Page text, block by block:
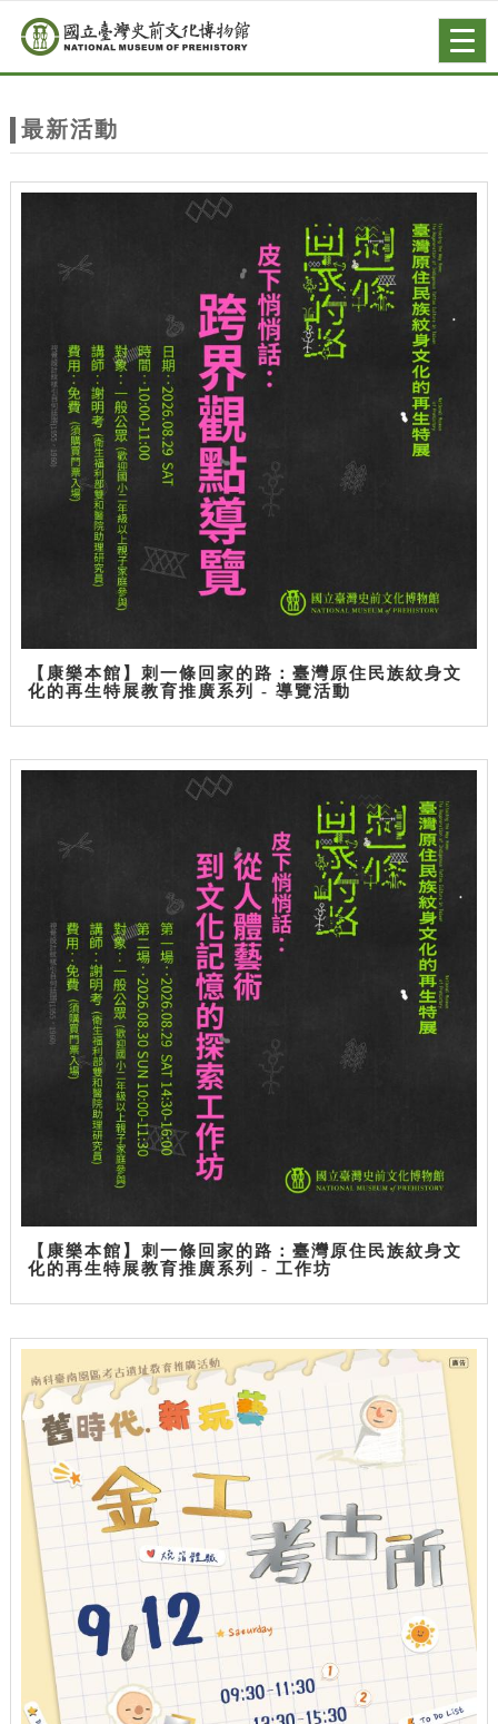
站
主
跳到主要內容
網站導覽
最新活動
【康樂本館】刺一條回家的路：臺灣原住民族紋身文
化的再生特展教育推廣系列 - 導覽活動
【康樂本館】刺一條回家的路：臺灣原住民族紋身文
化的再生特展教育推廣系列 - 工作坊